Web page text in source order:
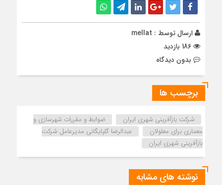
ارسال توسط : mellat
بدون دیدگاه
برچسب ها
شرکت بازآفرینی شهری ایران
ضوابط و مقررات شهرسازی و
معماری برای معلولان
عبدالرضا گلپایگانی مدیرعامل شرکت
بازآفرینی شهری ایران
نوشته های مشابه